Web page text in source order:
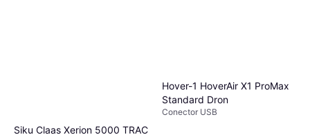
Siku Claas Xerion 5000 TRAC
Hover-1 HoverAir X1 ProMax
Standard Dron
Conector USB